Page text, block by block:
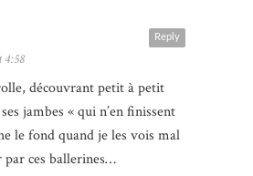
Reply
4:58
découvrant petit à petit
jambes « qui n’en finissent
le fond quand je les vois mal
par ces ballerines…